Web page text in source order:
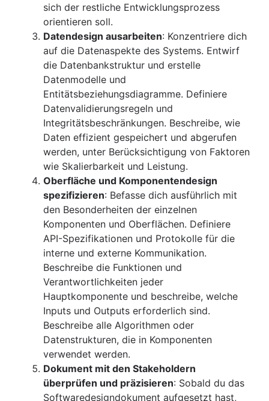
sich der restliche Entwicklungsprozess
orientieren soll.
Datendesign ausarbeiten: Konzentriere dich
auf die Datenaspekte des Systems. Entwirf
die Datenbankstruktur und erstelle
Datenmodelle und
Entitätsbeziehungsdiagramme. Definiere
Datenvalidierungsregeln und
Integritätsbeschränkungen. Beschreibe, wie
Daten effizient gespeichert und abgerufen
werden, unter Berücksichtigung von Faktoren
wie Skalierbarkeit und Leistung.
Oberfläche und Komponentendesign
spezifizieren: Befasse dich ausführlich mit
den Besonderheiten der einzelnen
Komponenten und Oberflächen. Definiere
API-Spezifikationen und Protokolle für die
interne und externe Kommunikation.
Beschreibe die Funktionen und
Verantwortlichkeiten jeder
Hauptkomponente und beschreibe, welche
Inputs und Outputs erforderlich sind.
Beschreibe alle Algorithmen oder
Datenstrukturen, die in Komponenten
verwendet werden.
Dokument mit den Stakeholdern
überprüfen und präzisieren: Sobald du das
Softwaredesigndokument aufgesetzt hast,